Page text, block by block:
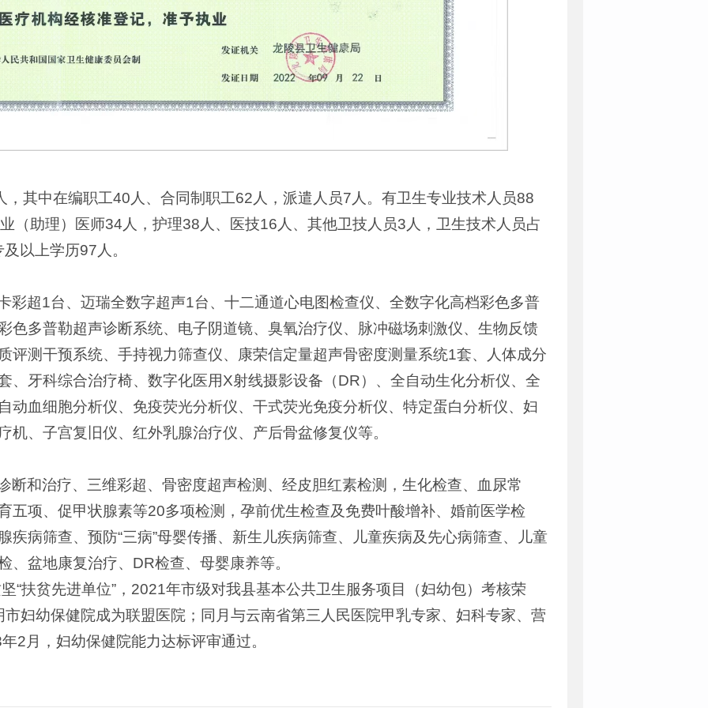
，其中在编职工40人、合同制职工62人，派遣人员7人。有卫生专业技术人员88
（助理）医师34人，护理38人、医技16人、其他卫技人员3人，卫生技术人员占
以上学历97人。
彩超1台、迈瑞全数字超声1台、十二通道心电图检查仪、全数字化高档彩色多普
色多普勒超声诊断系统、电子阴道镜、臭氧治疗仪、脉冲磁场刺激仪、生物反馈
评测干预系统、手持视力筛查仪、康荣信定量超声骨密度测量系统1套、人体成分
、牙科综合治疗椅、数字化医用X射线摄影设备（DR）、全自动生化分析仪、全
动血细胞分析仪、免疫荧光分析仪、干式荧光免疫分析仪、特定蛋白分析仪、妇
机、子宫复旧仪、红外乳腺治疗仪、产后骨盆修复仪等。
断和治疗、三维彩超、骨密度超声检测、经皮胆红素检测，生化检查、血尿常
五项、促甲状腺素等20多项检测，孕前优生检查及免费叶酸增补、婚前医学检
疾病筛查、预防“三病”母婴传播、新生儿疾病筛查、儿童疾病及先心病筛查、儿童
、盆地康复治疗、DR检查、母婴康养等。
“扶贫先进单位”，2021年市级对我县基本公共卫生服务项目（妇幼包）考核荣
市妇幼保健院成为联盟医院；同月与云南省第三人民医院甲乳专家、妇科专家、营
2月，妇幼保健院能力达标评审通过。